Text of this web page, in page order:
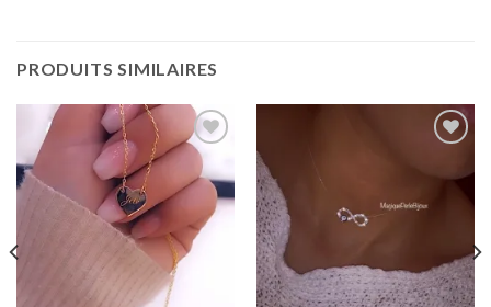
PRODUITS SIMILAIRES
Ajouter
à la
wishlist
à la
wishlist